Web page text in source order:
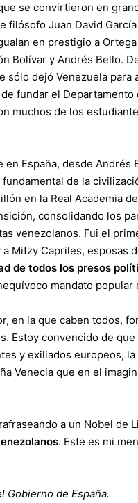
se convirtieron en
filósofo Juan David
en prestigio a
Bolívar y Andrés Bello.
sólo dejó Venezuela
fundar el
muchos de los
España, desde
de la
en la Real Academia
consolidando los
venezolanos. Fui el
Mitzy Capriles, esposas
de todos los presos
mandato popular
en la que caben todos,
Estoy convencido de
y exiliados europeos, la
Venecia que en el
a un Nobel de
. Este es mi
Gobierno de España.